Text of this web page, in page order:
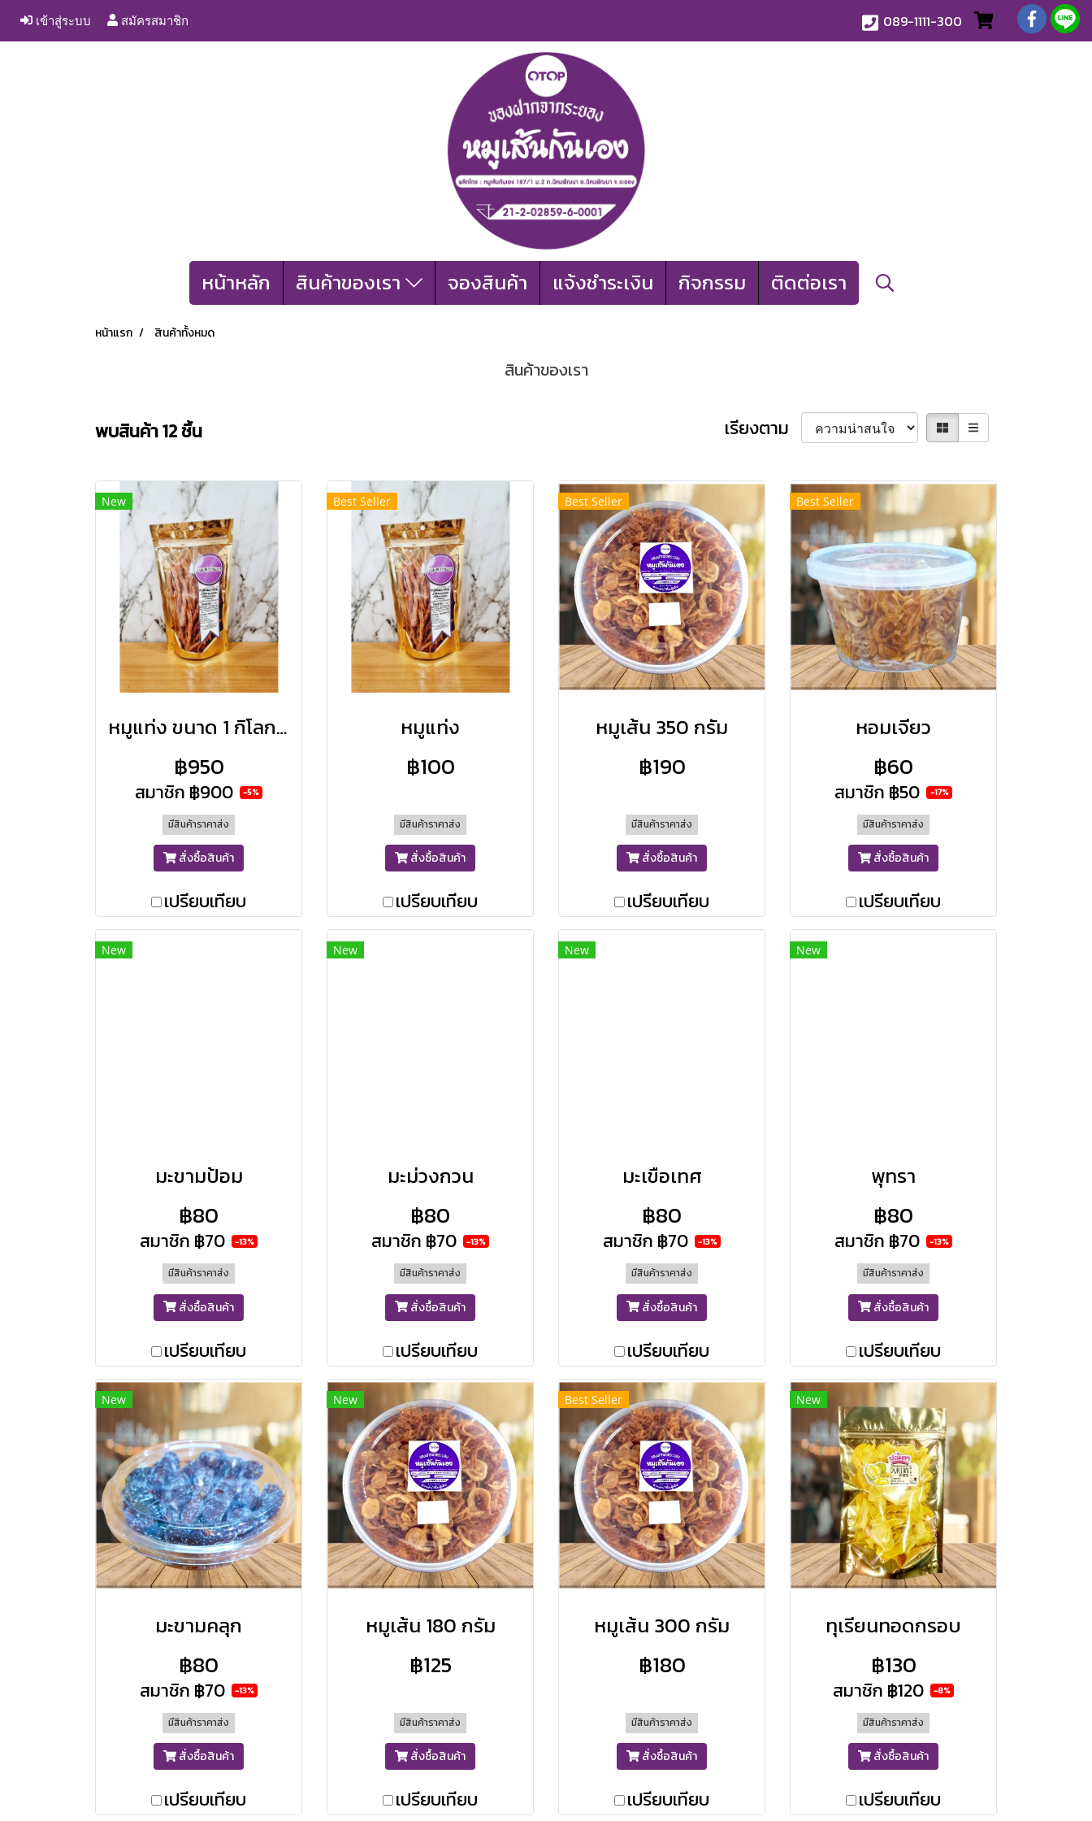
เข้าสู่ระบบ สมัครสมาชิก 089-1111-300
หน้าหลัก สินค้าของเรา จองสินค้า แจ้งชำระเงิน กิจกรรม ติดต่อเรา
หน้าแรก สินค้าทั้งหมด
สินค้าของเรา
พบสินค้า 12 ชิ้น เรียงตาม
New
หมูแท่ง ขนาด 1 กิโลกรัม
฿950
สมาชิก ฿900 -5%
มีสินค้าราคาส่ง
สั่งซื้อสินค้า
เปรียบเทียบ
Best Seller
หมูแท่ง
฿100
มีสินค้าราคาส่ง
สั่งซื้อสินค้า
เปรียบเทียบ
Best Seller
หมูเส้น 350 กรัม
฿190
มีสินค้าราคาส่ง
สั่งซื้อสินค้า
เปรียบเทียบ
Best Seller
หอมเจียว
฿60
สมาชิก ฿50 -17%
มีสินค้าราคาส่ง
สั่งซื้อสินค้า
เปรียบเทียบ
New
มะขามป้อม
฿80
สมาชิก ฿70 -13%
มีสินค้าราคาส่ง
สั่งซื้อสินค้า
เปรียบเทียบ
New
มะม่วงกวน
฿80
สมาชิก ฿70 -13%
มีสินค้าราคาส่ง
สั่งซื้อสินค้า
เปรียบเทียบ
New
มะเขือเทศ
฿80
สมาชิก ฿70 -13%
มีสินค้าราคาส่ง
สั่งซื้อสินค้า
เปรียบเทียบ
New
พุทรา
฿80
สมาชิก ฿70 -13%
มีสินค้าราคาส่ง
สั่งซื้อสินค้า
เปรียบเทียบ
New
มะขามคลุก
฿80
สมาชิก ฿70 -13%
มีสินค้าราคาส่ง
สั่งซื้อสินค้า
เปรียบเทียบ
New
หมูเส้น 180 กรัม
฿125
มีสินค้าราคาส่ง
สั่งซื้อสินค้า
เปรียบเทียบ
Best Seller
หมูเส้น 300 กรัม
฿180
มีสินค้าราคาส่ง
สั่งซื้อสินค้า
เปรียบเทียบ
New
ทุเรียนทอดกรอบ
฿130
สมาชิก ฿120 -8%
มีสินค้าราคาส่ง
สั่งซื้อสินค้า
เปรียบเทียบ